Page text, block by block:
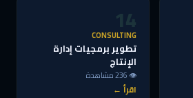
14
CONSULTING
تطوير برمجيات إدارة
الإنتاج
👁 236 مشاهدة
اقرأ ←